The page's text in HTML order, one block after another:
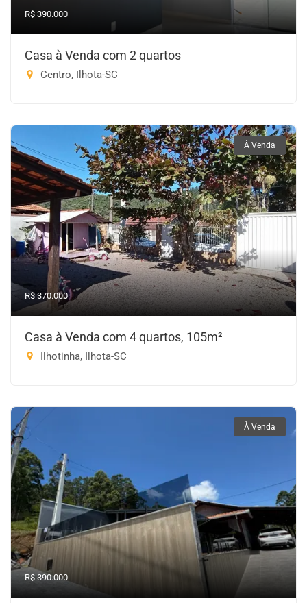
R$ 390.000
Casa à Venda com 2 quartos
Centro, Ilhota-SC
À Venda
R$ 370.000
Casa à Venda com 4 quartos, 105m²
Ilhotinha, Ilhota-SC
À Venda
R$ 390.000